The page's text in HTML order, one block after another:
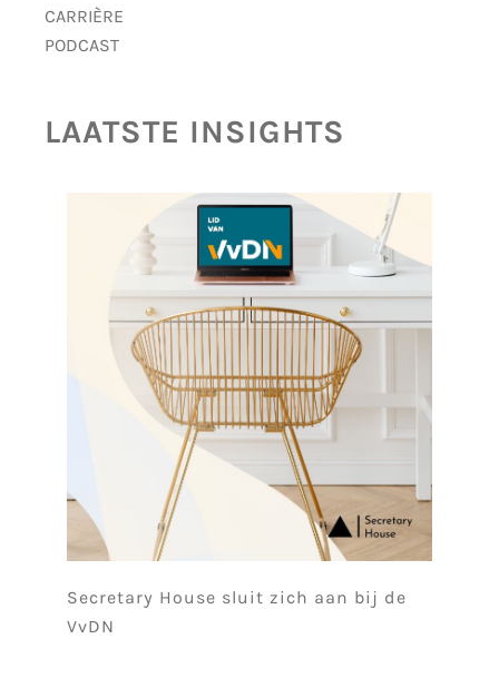
CARRIÈRE
PODCAST
LAATSTE INSIGHTS
Secretary House sluit zich aan bij de
VvDN